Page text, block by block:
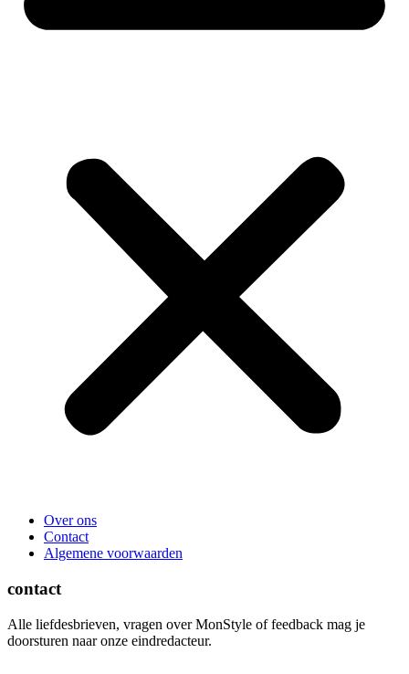
Over ons
Contact
Algemene voorwaarden
contact
Alle liefdesbrieven, vragen over MonStyle of feedback mag je
doorsturen naar onze eindredacteur.